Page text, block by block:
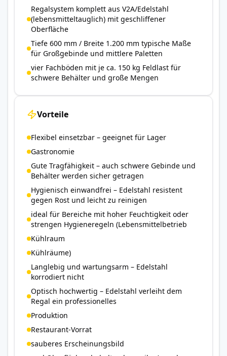
Regalsystem komplett aus V2A/Edelstahl
(lebensmitteltauglich) mit geschliffener
Oberfläche
Tiefe 600 mm / Breite 1.200 mm typische Maße
für Großgebinde und mittlere Paletten
vier Fachböden mit je ca. 150 kg Feldlast für
schwere Behälter und große Mengen
Vorteile
Flexibel einsetzbar – geeignet für Lager
Gastronomie
Gute Tragfähigkeit – auch schwere Gebinde und
Behälter werden sicher getragen
Hygienisch einwandfrei – Edelstahl resistent
gegen Rost und leicht zu reinigen
ideal für Bereiche mit hoher Feuchtigkeit oder
strengen Hygieneregeln (Lebensmittelbetrieb
Kühlraum
Kühlräume)
Langlebig und wartungsarm – Edelstahl
korrodiert nicht
Optisch hochwertig – Edelstahl verleiht dem
Regal ein professionelles
Produktion
Restaurant-Vorrat
sauberes Erscheinungsbild